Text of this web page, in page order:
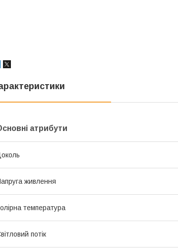
атрибути
живлення
температура
потік